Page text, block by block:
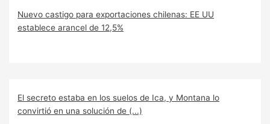
Nuevo castigo para exportaciones chilenas: EE UU
establece arancel de 12,5%
El secreto estaba en los suelos de Ica, y Montana lo
convirtió en una solución de (...)